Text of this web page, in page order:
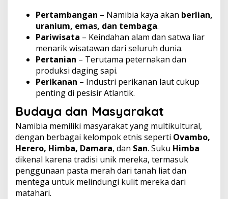
Pertambangan – Namibia kaya akan berlian,
uranium, emas, dan tembaga.
Pariwisata – Keindahan alam dan satwa liar
menarik wisatawan dari seluruh dunia.
Pertanian – Terutama peternakan dan
produksi daging sapi.
Perikanan – Industri perikanan laut cukup
penting di pesisir Atlantik.
Budaya dan Masyarakat
Namibia memiliki masyarakat yang multikultural,
dengan berbagai kelompok etnis seperti Ovambo,
Herero, Himba, Damara, dan San. Suku Himba
dikenal karena tradisi unik mereka, termasuk
penggunaan pasta merah dari tanah liat dan
mentega untuk melindungi kulit mereka dari
matahari.